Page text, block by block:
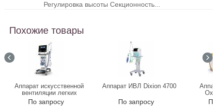
Регулировка высоты Секционность...
Похожие товары
Аппарат искусственной
вентиляции легких
HAMILTON-C6
По запросу
Аппарат ИВЛ Dixion 4700
По запросу